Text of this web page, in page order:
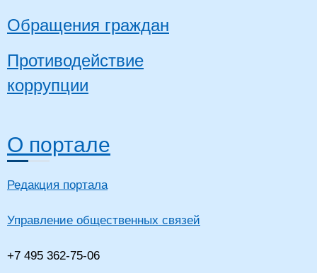
Обращения граждан
Противодействие
коррупции
О портале
Редакция портала
Управление общественных связей
+7 495 362-75-06